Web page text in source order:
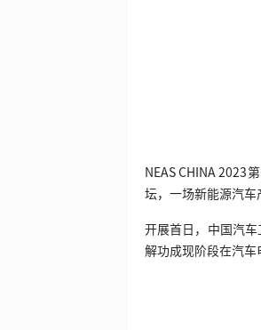
NEAS CHINA 2023
坛，一场新能源汽车
开展首日，中国汽
解功成现阶段在汽车